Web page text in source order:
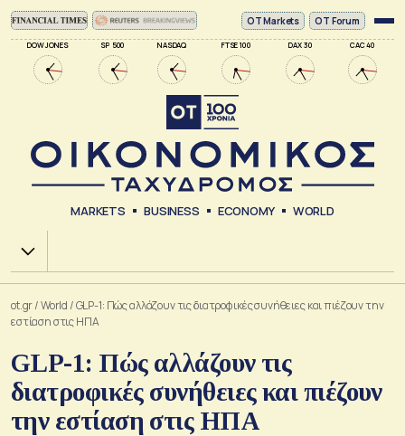
DOW JONES SP 500 NASDAQ FTSE 100 DAX 30 CAC 40
ΟΤ Markets OT Forum
MARKETS BUSINESS ECONOMY WORLD
Χ.Α.
ot.gr/World /GLP-1: Πώς αλλάζουν τις διατροφικές συνήθειες και πιέζουν την
εστίαση στις ΗΠΑ
GLP-1: Πώς αλλάζουν τις
διατροφικές συνήθειες και πιέζουν
την εστίαση στις ΗΠΑ